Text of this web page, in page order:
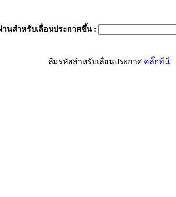
านสำหรับเลื่อนประกาศขึ้น:
ลืมรหัสสำหรับเลื่อนประกาศ คลิ๊กที่นี่